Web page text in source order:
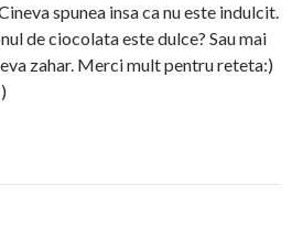
spunea insa ca nu este indulcit.
de ciocolata este dulce? Sau mai
zahar. Merci mult pentru reteta:)